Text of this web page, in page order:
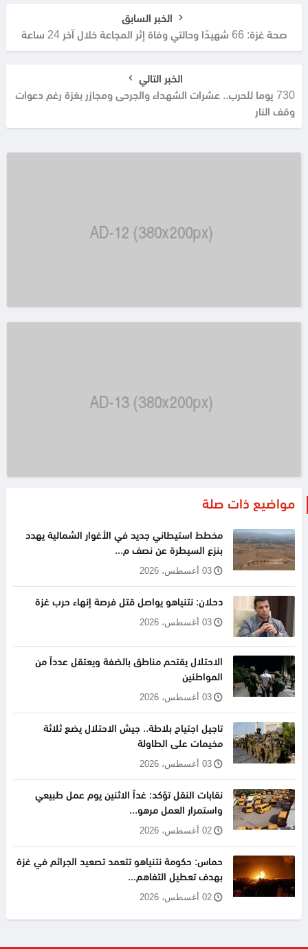
الخبر السابق
صحة غزة: 66 شهيدًا وحالتي وفاة إثر المجاعة خلال آخر 24 ساعة
الخبر التالي
730 يوما للحرب.. عشرات الشهداء والجرحى ومجازر بغزة رغم دعوات
وقف النار
مواضيع ذات صلة
مخطط استيطاني جديد في الأغوار الشمالية يهدد
بنزع السيطرة عن نصف م...
03 أغسطس، 2026
دحلان: نتنياهو يواصل قتل فرصة إنهاء حرب غزة
03 أغسطس، 2026
الاحتلال يقتحم مناطق بالضفة ويعتقل عدداً من
المواطنين
03 أغسطس، 2026
تاجيل اجتياح بلاطة.. جيش الاحتلال يضع ثلاثة
مخيمات على الطاولة
03 أغسطس، 2026
نقابات النقل تؤكد: غداً الاثنين يوم عمل طبيعي
واستمرار العمل مرهو...
02 أغسطس، 2026
حماس: حكومة نتنياهو تتعمد تصعيد الجرائم في غزة
بهدف تعطيل التفاهم...
02 أغسطس، 2026